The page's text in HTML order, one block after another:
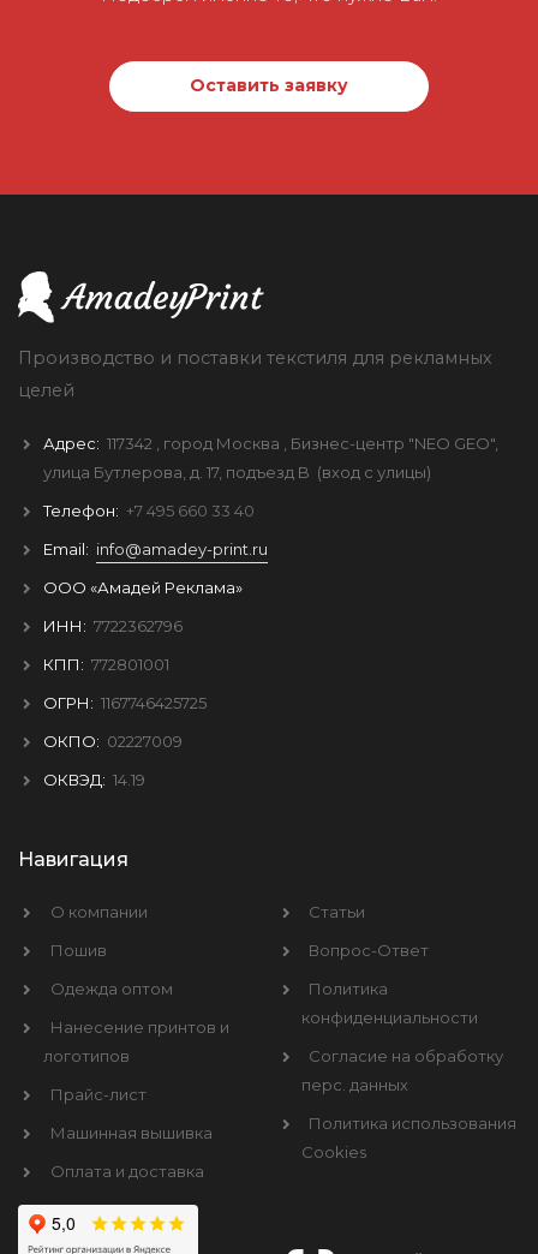
Оставить заявку
Производство и поставки текстиля для рекламных
целей
Адрес: 117342 , город Москва
, Бизнес-центр "NEO GEO",
улица Бутлерова, д. 17, подъезд B (вход с улицы)
Телефон: +7 495 660 33 40
Email: info@amadey-print.ru
ООО «Амадей Реклама»
ИНН: 7722362796
КПП: 772801001
ОГРН: 1167746425725
ОКПО: 02227009
ОКВЭД: 14.19
Навигация
О компании
Пошив
Одежда оптом
Нанесение принтов и
логотипов
Прайс-лист
Машинная вышивка
Оплата и доставка
Статьи
Вопрос-Ответ
Политика
конфиденциальности
Согласие на обработку
перс. данных
Политика использования
Cookies